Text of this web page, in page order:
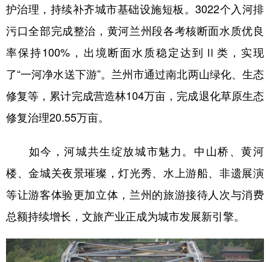
护治理，持续补齐城市基础设施短板。3022个入河排
污口全部完成整治，黄河兰州段各考核断面水质优良
率保持100%，出境断面水质稳定达到Ⅱ类，实现
了“一河净水送下游”。兰州市通过南北两山绿化、生态
修复等，累计完成营造林104万亩，完成退化草原生态
修复治理20.55万亩。
如今，河城共生绽放城市魅力。中山桥、黄河
楼、金城关夜景璀璨，灯光秀、水上游船、非遗展演
等让游客体验更加立体，兰州的旅游接待人次与消费
总额持续增长，文旅产业正成为城市发展新引擎。